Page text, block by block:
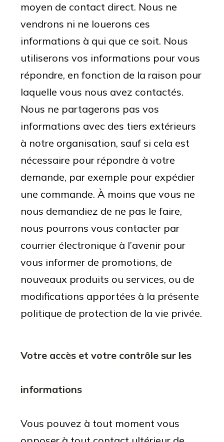
moyen de contact direct. Nous ne
vendrons ni ne louerons ces
informations à qui que ce soit. Nous
utiliserons vos informations pour vous
répondre, en fonction de la raison pour
laquelle vous nous avez contactés.
Nous ne partagerons pas vos
informations avec des tiers extérieurs
à notre organisation, sauf si cela est
nécessaire pour répondre à votre
demande, par exemple pour expédier
une commande.À moins que vous ne
nous demandiez de ne pas le faire,
nous pourrons vous contacter par
courrier électronique à l’avenir pour
vous informer de promotions, de
nouveaux produits ou services, ou de
modifications apportées à la présente
politique de protection de la vie privée.
Votre accès et votre contrôle sur les
informations
Vous pouvez à tout moment vous